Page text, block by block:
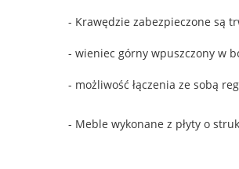
- Krawędzie zabezpieczone są
- wieniec górny wpuszczony w
- możliwość łączenia ze sobą
- Meble wykonane z płyty o